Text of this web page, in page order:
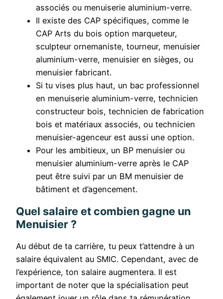
associés ou menuiserie aluminium-verre.
Il existe des CAP spécifiques, comme le
CAP Arts du bois option marqueteur,
sculpteur ornemaniste, tourneur, menuisier
aluminium-verre, menuisier en sièges, ou
menuisier fabricant.
Si tu vises plus haut, un bac professionnel
en menuiserie aluminium-verre, technicien
constructeur bois, technicien de fabrication
bois et matériaux associés, ou technicien
menuisier-agenceur est aussi une option.
Pour les ambitieux, un BP menuisier ou
menuisier aluminium-verre après le CAP
peut être suivi par un BM menuisier de
bâtiment et d’agencement.
Quel salaire et combien gagne un
Menuisier ?
Au début de ta carrière, tu peux t’attendre à un
salaire équivalent au SMIC. Cependant, avec de
l’expérience, ton salaire augmentera. Il est
important de noter que la spécialisation peut